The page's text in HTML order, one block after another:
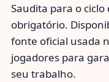
Saudita para o ciclo
obrigatório.
fonte oficial usada
jogadores para
seu trabalho.